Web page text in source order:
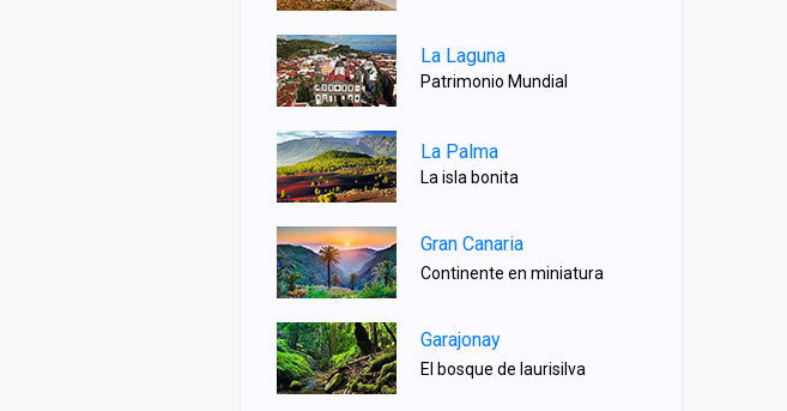
La Laguna
Patrimonio Mundial
La Palma
La isla bonita
Gran Canaria
Continente en miniatura
Garajonay
El bosque de laurisilva